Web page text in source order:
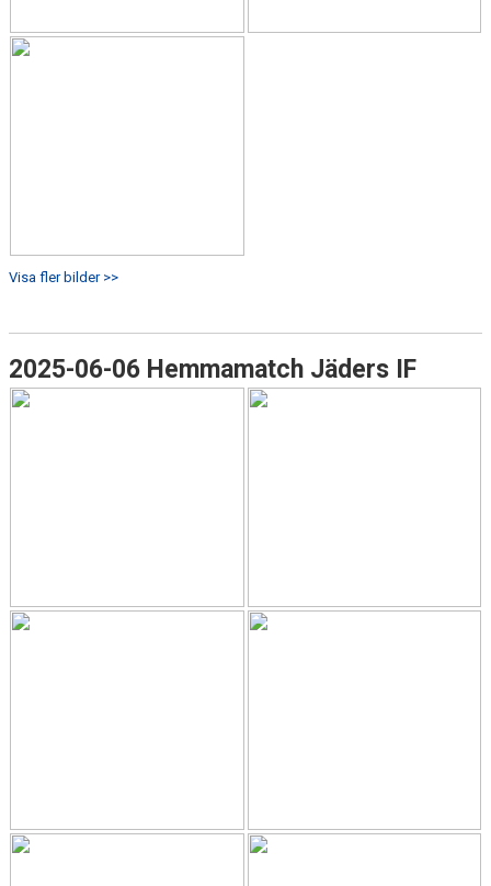
Visa fler bilder >>
2025-06-06 Hemmamatch Jäders IF